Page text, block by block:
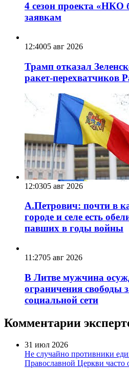
4 сезон проекта «НКО
заявкам
12:4005 авг 2026
Трамп отказал
ракет-перехватчиков
12:0305 авг 2026
А.Петрович: почти в
городе и селе есть
павших в годы войны
11:2705 авг 2026
В Литве мужчина
ограничения свободы
социальной сети
Комментарии
31 июл 2026
Не случайно противники
Православной Церкви часто